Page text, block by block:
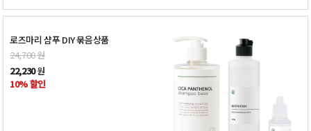
로즈마리 샴푸 DIY 묶음상품
24,700원
22,230원
10% 할인